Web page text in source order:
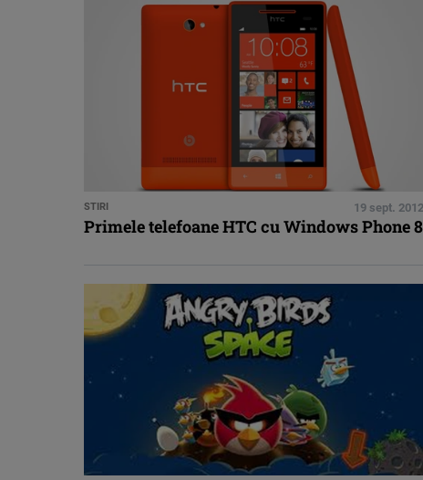
STIRI 19 sept. 2012
Primele telefoane HTC cu Windows Phone 8